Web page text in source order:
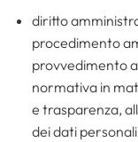
diritto
procedimento
provvedimento
normativa in
e trasparenza,
dei dati